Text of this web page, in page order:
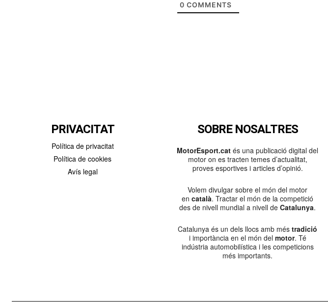
0 COMMENTS
PRIVACITAT
Política de privacitat
Política de cookies
Avís legal
SOBRE NOSALTRES
MotorEsport.cat és una publicació digital del
motor on es tracten temes d’actualitat,
proves esportives i articles d’opinió.
Volem divulgar sobre el món del motor
en català. Tractar el món de la competició
des de nivell mundial a nivell de Catalunya.
Catalunya és un dels llocs amb més tradició
i importància en el món del motor. Té
indústria automobilística i les competicions
més importants.